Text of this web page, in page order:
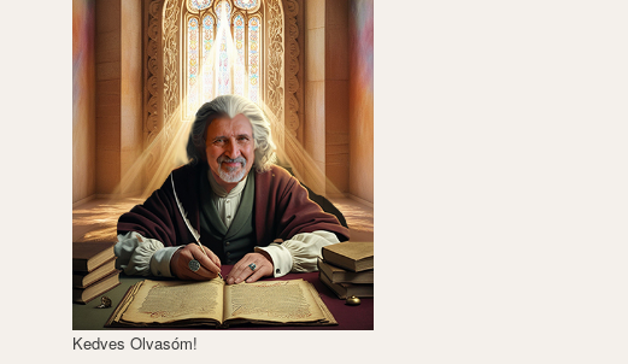
Kedves Olvasóm!